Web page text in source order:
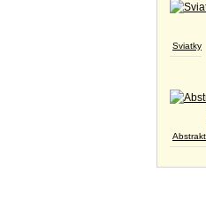
Sviatky